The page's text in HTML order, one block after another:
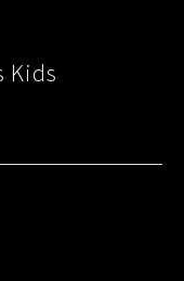
Kids